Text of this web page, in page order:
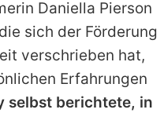
Daniella Pierson
sich der Förderung
verschrieben hat,
Erfahrungen
selbst berichtete, in